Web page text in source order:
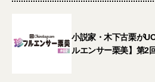
小説家・木下古栗が
ルエンサー栗美】第2